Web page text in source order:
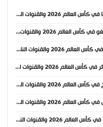
موعد مباراة إنجلترا وكرواتيا في كأس العالم 2026 والقنوات الناقلة
موعد مباراة البرتغال والكونغو في كأس العالم 2026 والقنوات الناقلة
موعد مباراة النمسا والأردن في كأس العالم 2026 والقنوات الناقلة
موعد مباراة الأرجنتين والجزائر في كأس العالم 2026 والقنوات الناقلة
موعد مباراة العراق والنرويج في كأس العالم 2026 والقنوات الناقلة
موعد مباراة فرنسا والسنغال في كأس العالم 2026 والقنوات الناقلة
موعد مباراة إيران ونيوزيلندا في كأس العالم 2026 والقنوات الناقلة